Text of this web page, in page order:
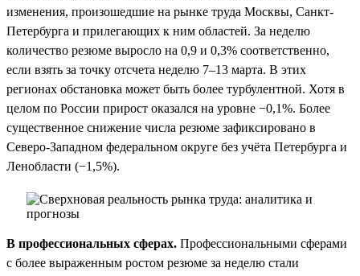
изменения, произошедшие на рынке труда Москвы, Санкт-
Петербурга и прилегающих к ним областей. За неделю
количество резюме выросло на 0,9 и 0,3% соответственно,
если взять за точку отсчета неделю 7–13 марта. В этих
регионах обстановка может быть более турбулентной. Хотя в
целом по России прирост оказался на уровне −0,1%. Более
существенное снижение числа резюме зафиксировано в
Северо-Западном федеральном округе без учёта Петербурга и
Ленобласти (−1,5%).
В профессиональных сферах. Профессиональными сферами
с более выраженным ростом резюме за неделю стали